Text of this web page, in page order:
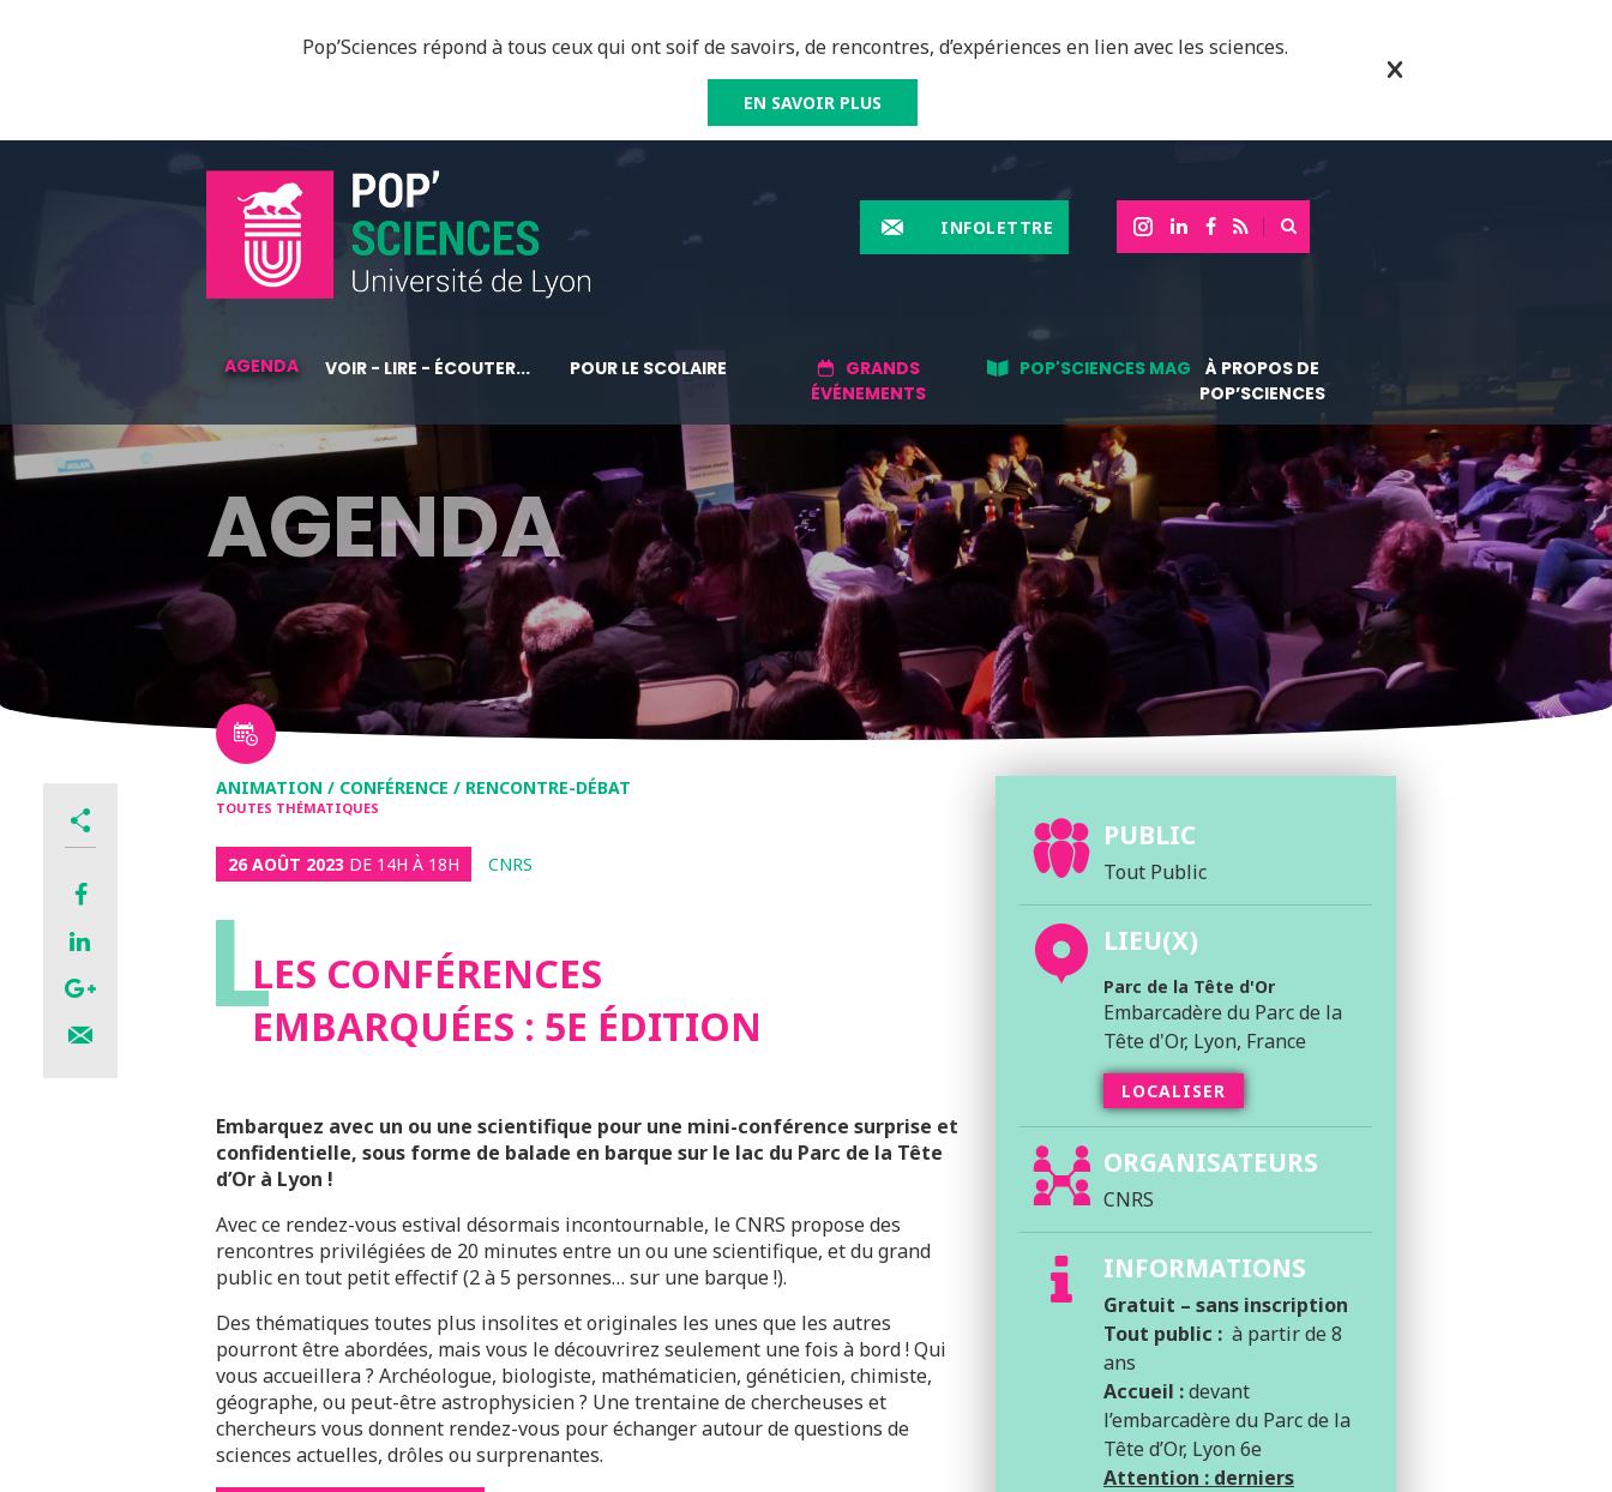
Pop’Sciences répond à tous ceux qui ont soif de savoirs, de rencontres, d’expériences en lien avec les sciences.
EN SAVOIR PLUS
INFOLETTRE
AGENDA VOIR - LIRE - ÉCOUTER... POUR LE SCOLAIRE
GRANDS
ÉVÉNEMENTS
POP'SCIENCES MAG
À PROPOS DE
POP’SCIENCES
AGENDA
ANIMATION / CONFÉRENCE / RENCONTRE-DÉBAT
TOUTES THÉMATIQUES
26 AOÛT 2023 DE 14H À 18H CNRS
LLES CONFÉRENCES
EMBARQUÉES : 5E ÉDITION
Embarquez avec un ou une scientifique pour une mini-conférence surprise et
confidentielle, sous forme de balade en barque sur le lac du Parc de la Tête
d’Or à Lyon !
Avec ce rendez-vous estival désormais incontournable, le CNRS propose des
rencontres privilégiées de 20 minutes entre un ou une scientifique, et du grand
public en tout petit effectif (2 à 5 personnes… sur une barque !).
Des thématiques toutes plus insolites et originales les unes que les autres
pourront être abordées, mais vous le découvrirez seulement une fois à bord ! Qui
vous accueillera ? Archéologue, biologiste, mathématicien, généticien, chimiste,
géographe, ou peut-être astrophysicien ? Une trentaine de chercheuses et
chercheurs vous donnent rendez-vous pour échanger autour de questions de
sciences actuelles, drôles ou surprenantes.
PUBLIC
Tout Public
LIEU(X)
Parc de la Tête d'Or
Embarcadère du Parc de la
Tête d'Or, Lyon, France
LOCALISER
ORGANISATEURS
CNRS
INFORMATIONS
Gratuit – sans inscription
Tout public : à partir de 8
ans
Accueil :devant
l’embarcadère du Parc de la
Tête d’Or, Lyon 6e
Attention : derniers